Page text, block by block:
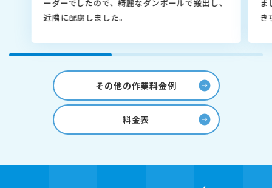
ーダーでしたので、綺麗なダンボールで搬出し、
近隣に配慮しました。
ま
き
その他の作業料金例
料金表